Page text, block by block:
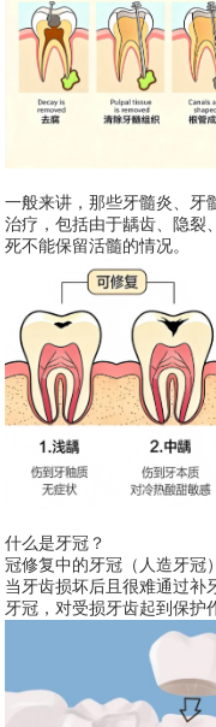
一般来讲，那些牙髓炎、牙
治疗，包括由于龋齿、隐裂
死不能保留活髓的情况。
什么是牙冠？
冠修复中的牙冠（人造牙冠
当牙齿损坏后且很难通过补
牙冠，对受损牙齿起到保护